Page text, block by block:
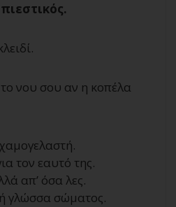
νου σου αν η κοπέλα
χαμογελαστή.
τον εαυτό της.
απ’ όσα λες.
γλώσσα σώματος.